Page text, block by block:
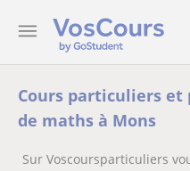
Cours particuliers
de maths à Mons
Sur Voscoursparticuliers